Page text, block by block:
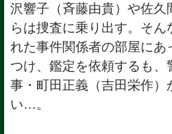
沢響子（斉藤由貴）や佐久
らは捜査に乗り出す。そん
れた事件関係者の部屋にあ
つけ、鑑定を依頼するも、
事・町田正義（吉田栄作）
い…。